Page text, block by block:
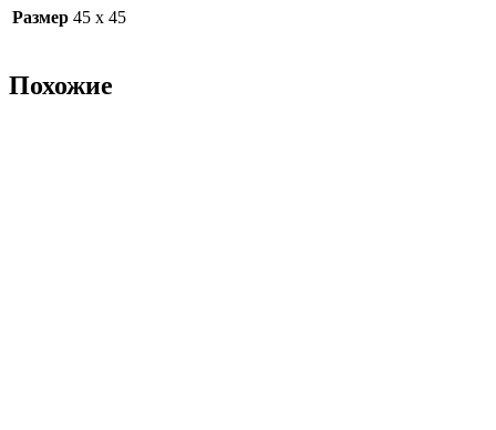
Размер 45 х 45
Похожие